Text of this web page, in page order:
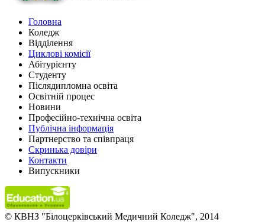
Головна
Коледж
Відділення
Циклові комісії
Абітурієнту
Студенту
Післядипломна освіта
Освітній процес
Новини
Професійно-технічна освіта
Публічна інформація
Партнерство та співпраця
Скринька довіри
Контакти
Випускники
© КВНЗ "Білоцерківський Медичний Коледж", 2014